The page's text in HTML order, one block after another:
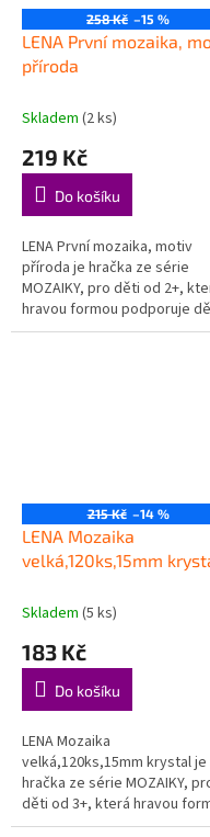
258 Kč –15 %
LENA První mozaika,
příroda
Skladem (2 ks)
219 Kč
Do košíku
LENA První mozaika, motiv
příroda je hračka ze série
MOZAIKY, pro děti od 2+,
hravou formou podporuje
při objevování, hraní a
215 Kč –14 %
LENA Mozaika
velká,120ks,15mm
Skladem (5 ks)
183 Kč
Do košíku
LENA Mozaika
velká,120ks,15mm krystal je
hračka ze série MOZAIKY,
děti od 3+, která hravou
podporuje děti při